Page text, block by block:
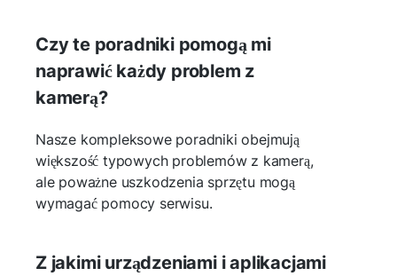
Czy te poradniki pomogą mi
naprawić każdy problem z
kamerą?
Nasze kompleksowe poradniki obejmują
większość typowych problemów z kamerą,
ale poważne uszkodzenia sprzętu mogą
wymagać pomocy serwisu.
Z jakimi urządzeniami i aplikacjami